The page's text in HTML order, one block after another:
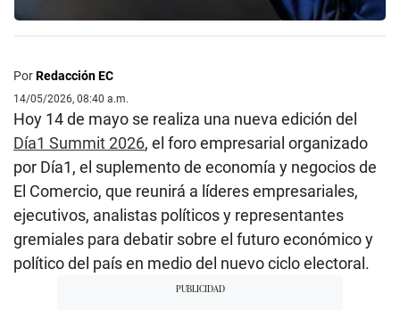
PorRedacción EC
14/05/2026, 08:40 a.m.
Hoy 14 de mayo se realiza una nueva edición del
Día1 Summit 2026, el foro empresarial organizado
por Día1, el suplemento de economía y negocios de
El Comercio, que reunirá a líderes empresariales,
ejecutivos, analistas políticos y representantes
gremiales para debatir sobre el futuro económico y
político del país en medio del nuevo ciclo electoral.